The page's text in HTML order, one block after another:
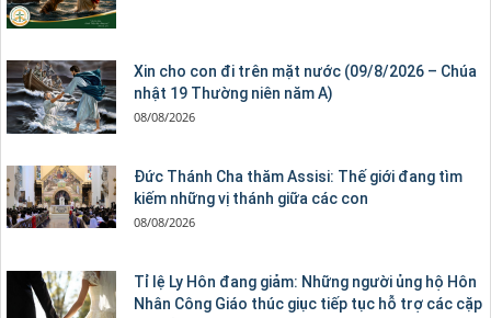
Xin cho con đi trên mặt nước (09/8/2026 – Chúa
nhật 19 Thường niên năm A)
08/08/2026
Đức Thánh Cha thăm Assisi: Thế giới đang tìm
kiếm những vị thánh giữa các con
08/08/2026
Tỉ lệ Ly Hôn đang giảm: Những người ủng hộ Hôn
Nhân Công Giáo thúc giục tiếp tục hỗ trợ các cặp